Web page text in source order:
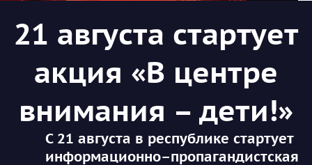
слабовидящих
21 августа стартует
акция «В центре
внимания – дети!»
С 21 августа в республике стартует
информационно–пропагандистская